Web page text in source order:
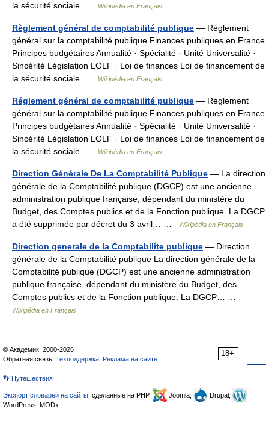
la sécurité sociale …
Wikipédia en Français
Règlement général de comptabilité publique — Règlement
général sur la comptabilité publique Finances publiques en France
Principes budgétaires Annualité · Spécialité · Unité Universalité ·
Sincérité Législation LOLF · Loi de finances Loi de financement de
la sécurité sociale …
Wikipédia en Français
Réglement général de comptabilité publique — Règlement
général sur la comptabilité publique Finances publiques en France
Principes budgétaires Annualité · Spécialité · Unité Universalité ·
Sincérité Législation LOLF · Loi de finances Loi de financement de
la sécurité sociale …
Wikipédia en Français
Direction Générale De La Comptabilité Publique — La direction
générale de la Comptabilité publique (DGCP) est une ancienne
administration publique française, dépendant du ministère du
Budget, des Comptes publics et de la Fonction publique. La DGCP
a été supprimée par décret du 3 avril… …
Wikipédia en Français
Direction generale de la Comptabilite publique — Direction
générale de la Comptabilité publique La direction générale de la
Comptabilité publique (DGCP) est une ancienne administration
publique française, dépendant du ministère du Budget, des
Comptes publics et de la Fonction publique. La DGCP… …
Wikipédia en Français
18+
© Академик, 2000-2026
Обратная связь: Техподдержка Реклама на сайте
👣 Путешествия
Экспорт словарей на сайты , сделанные на PHP, Joomla,
Drupal,
WordPress, MODx.